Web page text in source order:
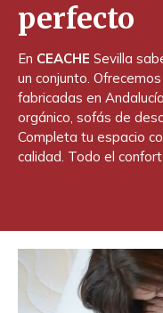
perfecto
En CEACHE Sevilla
un conjunto.
fabricadas en
orgánico, sofás de
Completa tu espacio
calidad. Todo el